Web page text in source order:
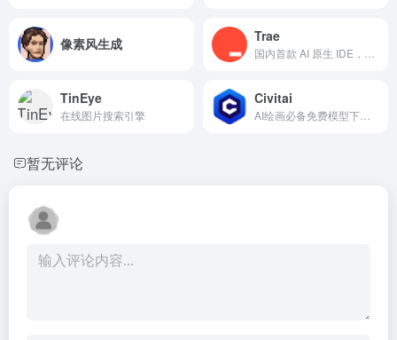
像素风生成 Trae
TinEye
在线图片搜索引擎
Civitai
暂无评论